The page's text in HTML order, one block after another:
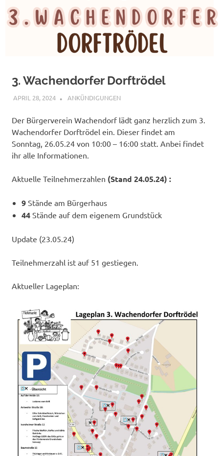
3. Wachendorfer Dorftrödel
APRIL 28, 2024 BÜRGERVEREIN WACHENDORF
ANKÜNDIGUNGEN
Der Bürgerverein Wachendorf lädt ganz herzlich zum 3.
Wachendorfer Dorftrödel ein. Dieser findet am
Sonntag, 26.05.24 von 10:00 – 16:00 statt. Anbei findet
ihr alle Informationen.
Aktuelle Teilnehmerzahlen (Stand 24.05.24) :
9 Stände am Bürgerhaus
44 Stände auf dem eigenem Grundstück
Update (23.05.24)
Teilnehmerzahl ist auf 51 gestiegen.
Aktueller Lageplan: